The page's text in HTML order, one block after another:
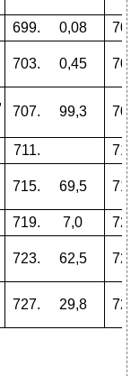
0,08
0,45
99,3
69,5
7,0
62,5
29,8